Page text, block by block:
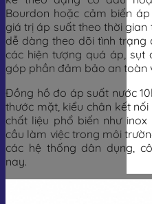
Giỏ
Bourdon hoặc cảm biến
giá trị áp suất theo thời gian
dễ dàng theo dõi tình trạng
các hiện tượng quá áp,
góp phần đảm bảo an toàn
Đồng hồ đo áp suất nước
thước mặt, kiểu chân kết
chất liệu phổ biến như
cầu làm việc trong môi
các hệ thống dân dụng,
nay.